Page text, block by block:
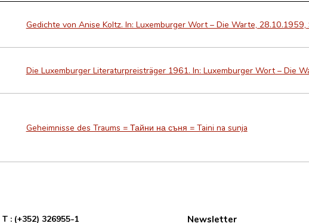
Gedichte von Anise Koltz. In: Luxemburger Wort – Die Warte, 28.10.1959,
Die Luxemburger Literaturpreisträger 1961. In: Luxemburger Wort – Die
Geheimnisse des Traums = Тайни на съня = Taini na sunja
T : (+352) 326955-1 Newsletter